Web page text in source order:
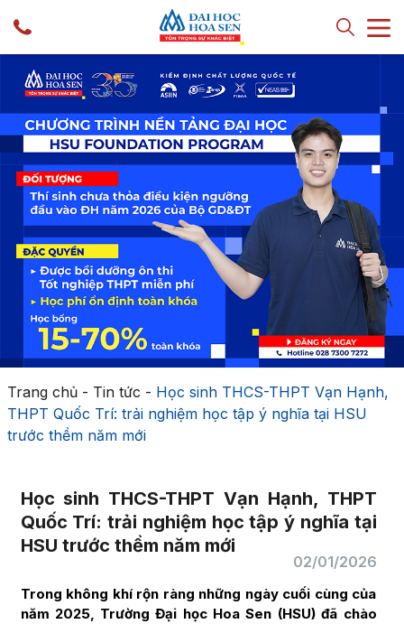
Trang chủ- Tin tức - Học sinh THCS-THPT Vạn Hạnh,
THPT Quốc Trí: trải nghiệm học tập ý nghĩa tại HSU
trước thềm năm mới
Học sinh THCS-THPT Vạn Hạnh, THPT
Quốc Trí: trải nghiệm học tập ý nghĩa tại
HSU trước thềm năm mới
02/01/2026
Trong không khí rộn ràng những ngày cuối cùng của
năm 2025, Trường Đại học Hoa Sen (HSU) đã chào